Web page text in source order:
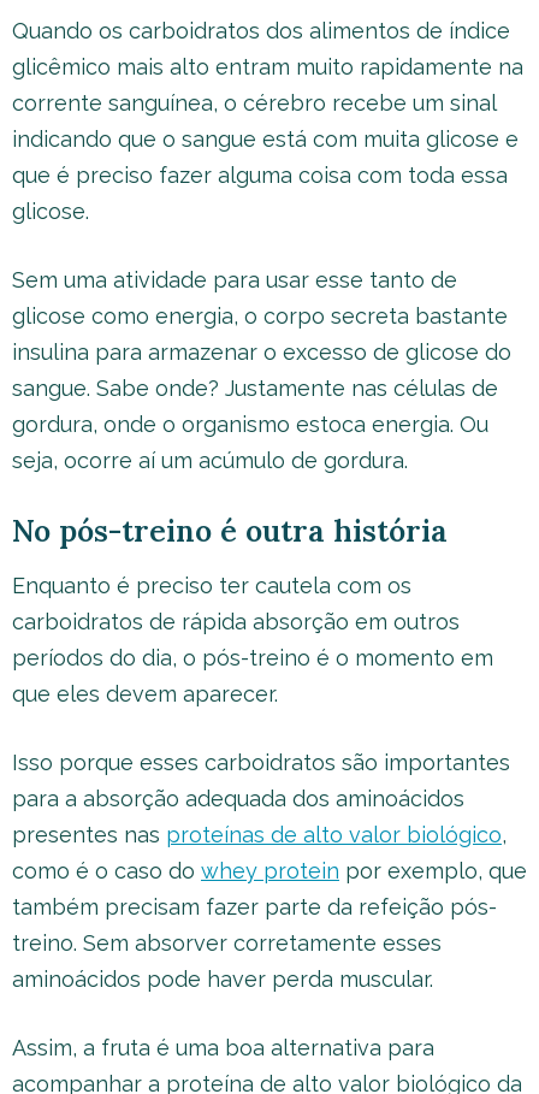
Quando os carboidratos dos alimentos de índice
glicêmico mais alto entram muito rapidamente na
corrente sanguínea, o cérebro recebe um sinal
indicando que o sangue está com muita glicose e
que é preciso fazer alguma coisa com toda essa
glicose.
Sem uma atividade para usar esse tanto de
glicose como energia, o corpo secreta bastante
insulina para armazenar o excesso de glicose do
sangue. Sabe onde? Justamente nas células de
gordura, onde o organismo estoca energia. Ou
seja, ocorre aí um acúmulo de gordura.
No pós-treino é outra história
Enquanto é preciso ter cautela com os
carboidratos de rápida absorção em outros
períodos do dia, o pós-treino é o momento em
que eles devem aparecer.
Isso porque esses carboidratos são importantes
para a absorção adequada dos aminoácidos
presentes nas proteínas de alto valor biológico,
como é o caso do whey protein por exemplo, que
também precisam fazer parte da refeição pós-
treino. Sem absorver corretamente esses
aminoácidos pode haver perda muscular.
Assim, a fruta é uma boa alternativa para
acompanhar a proteína de alto valor biológico da